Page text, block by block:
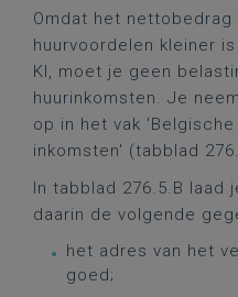
Omdat het nettobedrag
huurvoordelen kleiner
KI, moet je geen
huurinkomsten. Je
op in het vak
inkomsten' (tabblad
In tabblad 276.5.B laad
daarin de volgende
het adres van het
goed;